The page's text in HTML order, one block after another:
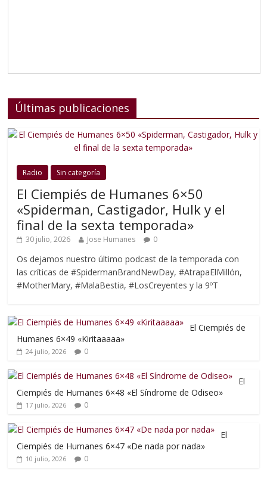
Últimas publicaciones
Radio Sin categoría
El Ciempiés de Humanes 6×50
«Spiderman, Castigador, Hulk y el
final de la sexta temporada»
30 julio, 2026 Jose Humanes 0
Os dejamos nuestro último podcast de la temporada con
las críticas de #SpidermanBrandNewDay, #AtrapaElMillón,
#MotherMary, #MalaBestia, #LosCreyentes y la 9ºT
El Ciempiés de
Humanes 6×49 «Kiritaaaaa»
24 julio, 2026 0
El
Ciempiés de Humanes 6×48 «El Síndrome de Odiseo»
17 julio, 2026 0
El
Ciempiés de Humanes 6×47 «De nada por nada»
10 julio, 2026 0